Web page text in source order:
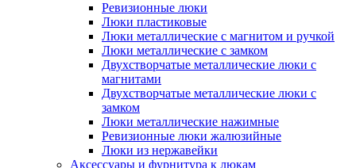
Ревизионные люки
Люки пластиковые
Люки металлические с магнитом и ручкой
Люки металлические с замком
Двухстворчатые металлические люки с
магнитами
Двухстворчатые металлические люки с
замком
Люки металлические нажимные
Ревизионные люки жалюзийные
Люки из нержавейки
Аксессуары и фурнитура к люкам